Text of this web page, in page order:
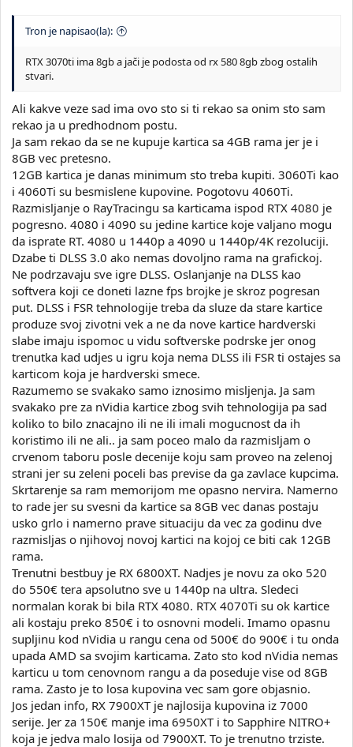
Tron je napisao(la):
RTX 3070ti ima 8gb a jači je podosta od rx 580 8gb zbog ostalih
stvari.
Ali kakve veze sad ima ovo sto si ti rekao sa onim sto sam
rekao ja u predhodnom postu.
Ja sam rekao da se ne kupuje kartica sa 4GB rama jer je i
8GB vec pretesno.
12GB kartica je danas minimum sto treba kupiti. 3060Ti kao
i 4060Ti su besmislene kupovine. Pogotovu 4060Ti.
Razmisljanje o RayTracingu sa karticama ispod RTX 4080 je
pogresno. 4080 i 4090 su jedine kartice koje valjano mogu
da isprate RT. 4080 u 1440p a 4090 u 1440p/4K rezoluciji.
Dzabe ti DLSS 3.0 ako nemas dovoljno rama na grafickoj.
Ne podrzavaju sve igre DLSS. Oslanjanje na DLSS kao
softvera koji ce doneti lazne fps brojke je skroz pogresan
put. DLSS i FSR tehnologije treba da sluze da stare kartice
produze svoj zivotni vek a ne da nove kartice hardverski
slabe imaju ispomoc u vidu softverske podrske jer onog
trenutka kad udjes u igru koja nema DLSS ili FSR ti ostajes sa
karticom koja je hardverski smece.
Razumemo se svakako samo iznosimo misljenja. Ja sam
svakako pre za nVidia kartice zbog svih tehnologija pa sad
koliko to bilo znacajno ili ne ili imali mogucnost da ih
koristimo ili ne ali.. ja sam poceo malo da razmisljam o
crvenom taboru posle decenije koju sam proveo na zelenoj
strani jer su zeleni poceli bas previse da ga zavlace kupcima.
Skrtarenje sa ram memorijom me opasno nervira. Namerno
to rade jer su svesni da kartice sa 8GB vec danas postaju
usko grlo i namerno prave situaciju da vec za godinu dve
razmisljas o njihovoj novoj kartici na kojoj ce biti cak 12GB
rama.
Trenutni bestbuy je RX 6800XT. Nadjes je novu za oko 520
do 550€ tera apsolutno sve u 1440p na ultra. Sledeci
normalan korak bi bila RTX 4080. RTX 4070Ti su ok kartice
ali kostaju preko 850€ i to osnovni modeli. Imamo opasnu
supljinu kod nVidia u rangu cena od 500€ do 900€ i tu onda
upada AMD sa svojim karticama. Zato sto kod nVidia nemas
karticu u tom cenovnom rangu a da poseduje vise od 8GB
rama. Zasto je to losa kupovina vec sam gore objasnio.
Jos jedan info, RX 7900XT je najlosija kupovina iz 7000
serije. Jer za 150€ manje ima 6950XT i to Sapphire NITRO+
koja je jedva malo losija od 7900XT. To je trenutno trziste.